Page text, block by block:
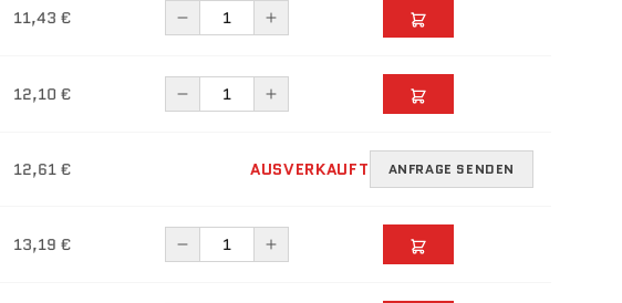
11,43 €
12,10 €
12,61 € AUSVERKAUFT ANFRAGE SENDEN
13,19 €